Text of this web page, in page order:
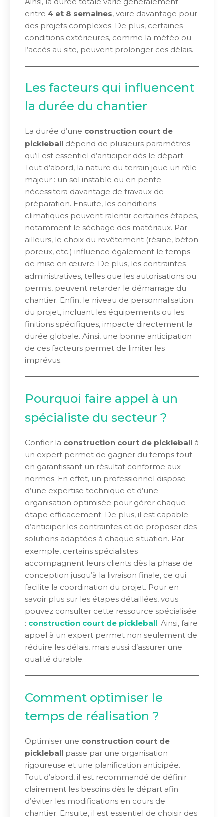
entre 4 et 8 semaines, voire davantage pour
des projets complexes. De plus, certaines
conditions extérieures, comme la météo ou
l’accès au site, peuvent prolonger ces délais.
Les facteurs qui influencent
la durée du chantier
La durée d’une construction court de
pickleball dépend de plusieurs paramètres
qu’il est essentiel d’anticiper dès le départ.
Tout d’abord, la nature du terrain joue un rôle
majeur : un sol instable ou en pente
nécessitera davantage de travaux de
préparation. Ensuite, les conditions
climatiques peuvent ralentir certaines étapes,
notamment le séchage des matériaux. Par
ailleurs, le choix du revêtement (résine, béton
poreux, etc.) influence également le temps
de mise en œuvre. De plus, les contraintes
administratives, telles que les autorisations ou
permis, peuvent retarder le démarrage du
chantier. Enfin, le niveau de personnalisation
du projet, incluant les équipements ou les
finitions spécifiques, impacte directement la
durée globale. Ainsi, une bonne anticipation
de ces facteurs permet de limiter les
imprévus.
Pourquoi faire appel à un
spécialiste du secteur ?
Confier la construction court de pickleball à
un expert permet de gagner du temps tout
en garantissant un résultat conforme aux
normes. En effet, un professionnel dispose
d’une expertise technique et d’une
organisation optimisée pour gérer chaque
étape efficacement. De plus, il est capable
d’anticiper les contraintes et de proposer des
solutions adaptées à chaque situation. Par
exemple, certains spécialistes
accompagnent leurs clients dès la phase de
conception jusqu’à la livraison finale, ce qui
facilite la coordination du projet. Pour en
savoir plus sur les étapes détaillées, vous
pouvez consulter cette ressource spécialisée
: construction court de pickleball. Ainsi, faire
appel à un expert permet non seulement de
réduire les délais, mais aussi d’assurer une
qualité durable.
Comment optimiser le
temps de réalisation ?
Optimiser une construction court de
pickleball passe par une organisation
rigoureuse et une planification anticipée.
Tout d’abord, il est recommandé de définir
clairement les besoins dès le départ afin
d’éviter les modifications en cours de
chantier. Ensuite, il est essentiel de choisir des